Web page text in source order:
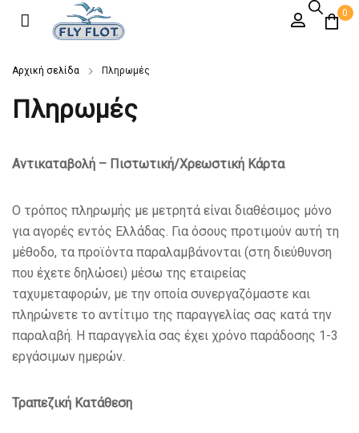
0
Αρχική σελίδα Πληρωμές
Πληρωμές
Αντικαταβολή – Πιστωτική/Χρεωστική Κάρτα
Ο τρόπος πληρωμής με μετρητά είναι διαθέσιμος μόνο
για αγορές εντός Ελλάδας. Για όσους προτιμούν αυτή τη
μέθοδο, τα προϊόντα παραλαμβάνονται (στη διεύθυνση
που έχετε δηλώσει) μέσω της εταιρείας
ταχυμεταφορών, με την οποία συνεργαζόμαστε και
πληρώνετε το αντίτιμο της παραγγελίας σας κατά την
παραλαβή. Η παραγγελία σας έχει χρόνο παράδοσης 1-3
εργάσιμων ημερών.
Τραπεζική Κατάθεση